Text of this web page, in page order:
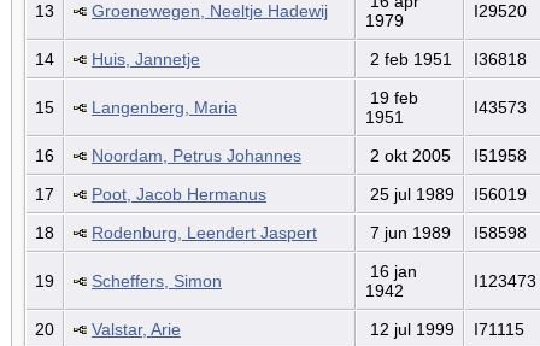
13 Groenewegen, Neeltje Hadewij
1979
I29520
14 Huis, Jannetje 2 feb 1951 I36818
15 Langenberg, Maria
19 feb
1951
I43573
16 Noordam, Petrus Johannes 2 okt 2005
I51958
17
Poot, Jacob Hermanus 25 jul 1989
I56019
18
Rodenburg, Leendert Jaspert 7 jun 1989 I58598
19 Scheffers, Simon
16 jan
1942
I123473
20 Valstar, Arie 12 jul 1999 I71115